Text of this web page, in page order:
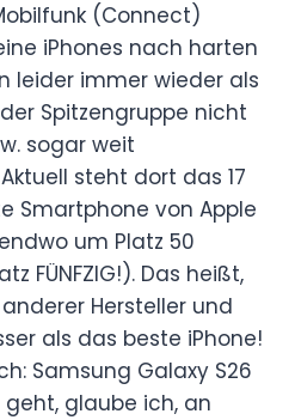
(Connect)
iPhones nach harten
leider immer wieder als
Spitzengruppe nicht
sogar weit
steht dort das 17
Smartphone von Apple
um Platz 50
FÜNFZIG!). Das heißt,
Hersteller und
als das beste iPhone!
Samsung Galaxy S26
geht, glaube ich, an